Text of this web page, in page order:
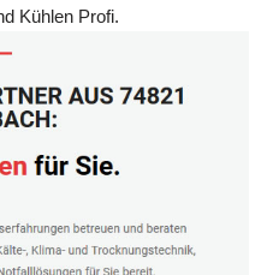
Kühlen Profi.